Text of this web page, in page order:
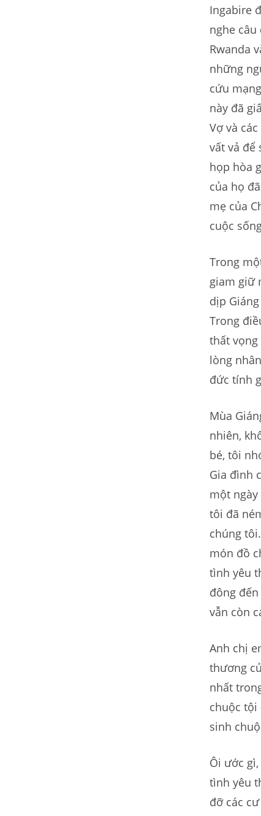
Ingabire
nghe
Rwanda
những
cứu
này đã
Vợ và
vất vả để
họp hòa
của họ
mẹ của
cuộc
Trong
giam giữ
dịp
Trong
thất vọng
lòng
đức tính
Mùa
nhiên,
bé, tôi
Gia đình
một
tôi đã
chúng
món đồ
tình yêu
đông
vẫn còn
Anh chị
thương
nhất
chuộc tội
sinh
Ôi ước
tình yêu
đỡ các